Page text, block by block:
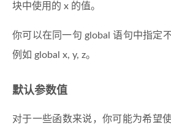
块中使用的 x 的值。
你可以在同一句 global 语句中指定
例如 global x, y, z。
默认参数值
对于一些函数来说，你可能为希望